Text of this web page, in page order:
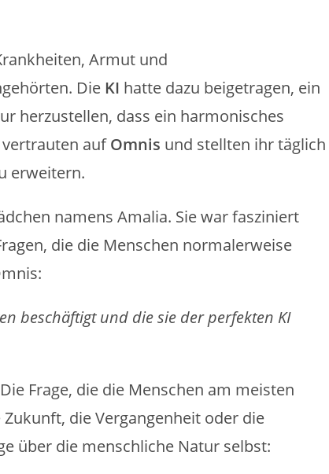
Armut und
Die KI hatte dazu beigetragen, ein
herzustellen, dass ein harmonisches
aufOmnis und stellten ihr täglich
erweitern.
namens Amalia. Sie war fasziniert
die die Menschen normalerweise
beschäftigt und die sie der perfekten KI
Frage, die die Menschen am meisten
die Vergangenheit oder die
über die menschliche Natur selbst: